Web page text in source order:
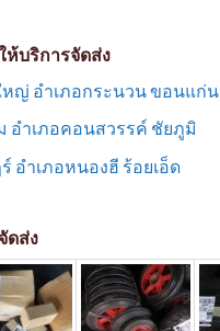
บริการจัดส่ง
ญ่ อำเภอกระนวน ขอนแก่น
อำเภอคอนสวรรค์ ชัยภูมิ
อำเภอหนองฮี ร้อยเอ็ด
ดส่ง